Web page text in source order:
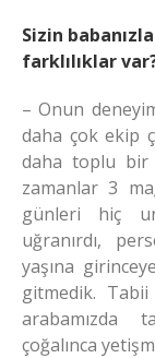
Sizin
farklılıklar
– Onun
daha çok ekip
daha toplu bir
zamanlar 3
günleri hiç
uğranırdı,
yaşına
gitmedik.
arabamızda
çoğalınca